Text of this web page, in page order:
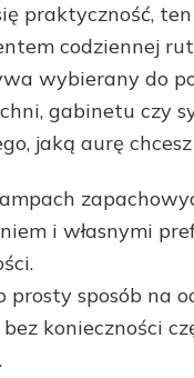
praktyczność,
codziennej
wybierany do
gabinetu czy
jaką aurę
i własnymi
prosty sposób na
konieczności